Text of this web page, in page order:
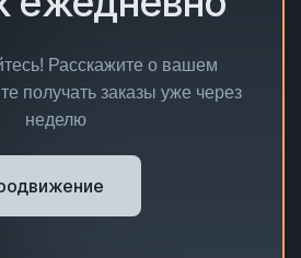
Расскажите о вашем
получать заказы уже через
неделю